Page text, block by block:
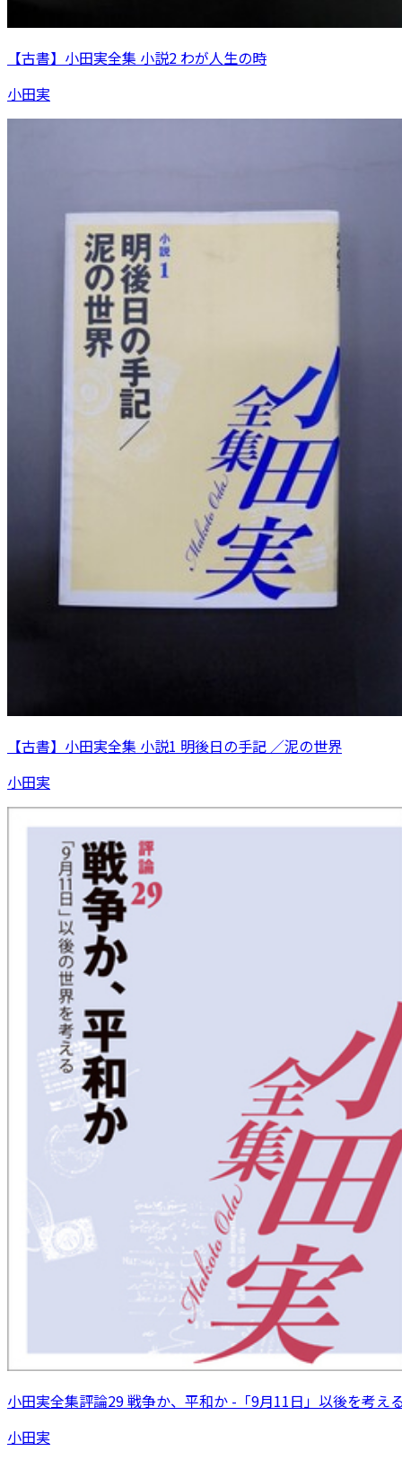
【古書】小田実全集 小説2 わが人生の時
小田実
【古書】小田実全集 小説1 明後日の手記 ／泥の世界
小田実
小田実全集評論29 戦争か、平和か -「9月11日」以後を考え
小田実